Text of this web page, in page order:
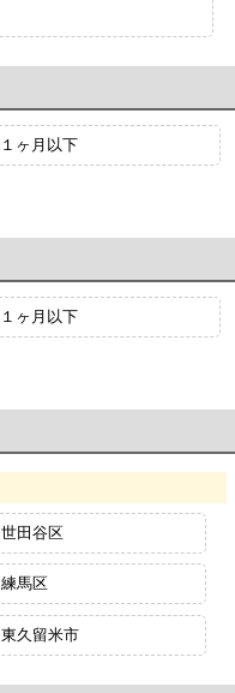
１ヶ月以下
１ヶ月以下
世田谷区
練馬区
東久留米市